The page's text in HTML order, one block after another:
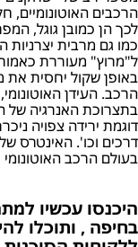
הרכבים האוטונומיים,
לכך הן כמובן גוגל,
כמו גם מרבית
ל"מרוץ" מעוררת
באופן שקול יחסית את
הרכב. העידן
בתצרוכת האנרגיה של
דוגמת ירידה צפויה
דרכים וכו'. האינטרס
בעולם הרכב
היכנסו עכשיו
בחיפה , ותוכלו